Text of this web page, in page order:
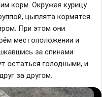
корм. Окружая курицу
цыплята кормятся
При этом они
местоположении и
за спинами
остаться голодными, и
за другом.